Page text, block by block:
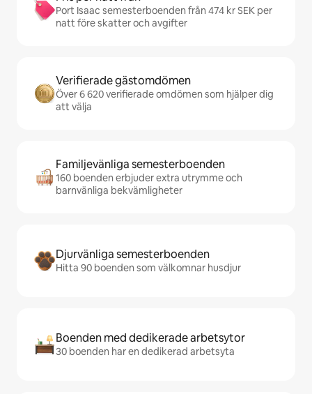
Port Isaac semesterboenden från 474 kr SEK per
natt före skatter och avgifter
Verifierade gästomdömen
Över 6 620 verifierade omdömen som hjälper dig
att välja
Familjevänliga semesterboenden
160 boenden erbjuder extra utrymme och
barnvänliga bekvämligheter
Djurvänliga semesterboenden
Hitta 90 boenden som välkomnar husdjur
Boenden med dedikerade arbetsytor
30 boenden har en dedikerad arbetsyta